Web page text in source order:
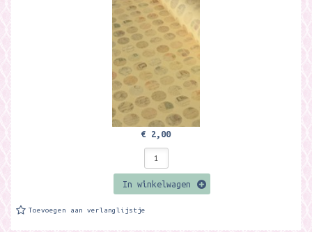
€ 2,00
In winkelwagen
Toevoegen aan verlanglijstje